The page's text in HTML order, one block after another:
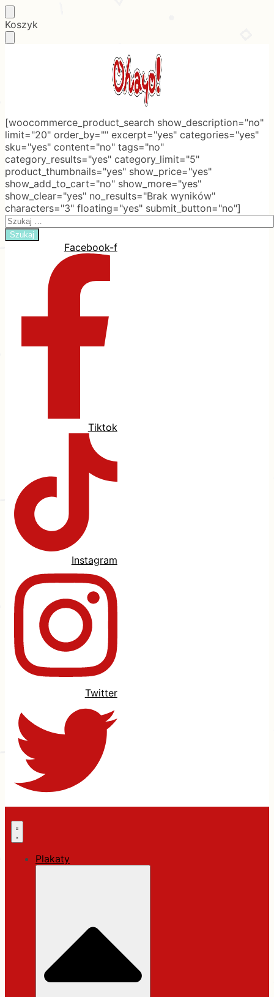
Skip
to
Skip
to
Koszyk
[woocommerce_product_search show_description="no"
limit="20" order_by="" excerpt="yes" categories="yes"
sku="yes" content="no" tags="no"
category_results="yes" category_limit="5"
product_thumbnails="yes" show_price="yes"
show_add_to_cart="no" show_more="yes"
show_clear="yes" no_results="Brak wyników"
characters="3" floating="yes" submit_button="no"]
Search
for:
Facebook-f
Tiktok
Instagram
Twitter
Plakaty